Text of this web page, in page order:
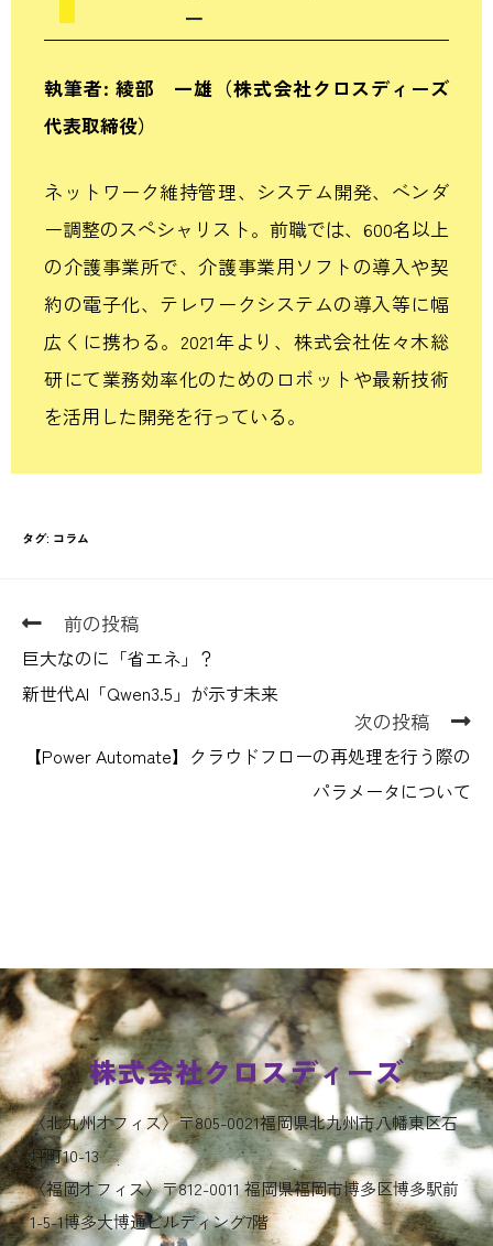
ー
執筆者: 綾部 一雄 （株式会社クロスディーズ
代表取締役）
ネットワーク維持管理、システム開発、ベンダ
ー調整のスペシャリスト。 前職では、 600名以上
の介護事業所で、介護事業用ソフトの導入や契
約の電子化、テレワークシステムの導入等に幅
広くに携わる。 2021年より、株式会社佐々木総
研にて業務効率化のためのロボットや最新技術
を活用した開発を行っている。
タグ: コラム
前の投稿
巨大なのに「省エネ」？
新世代AI「Qwen3.5」が示す未来
次の投稿
【Power Automate】クラウドフローの再処理を行う際の
パラメータについて
株式会社クロスディーズ
〈北九州オフィス〉〒805-0021福岡県北九州市八幡東区石
坪町10-13
〈福岡オフィス〉〒812-0011 福岡県福岡市博多区博多駅前
1-5-1博多大博通ビルディング7階